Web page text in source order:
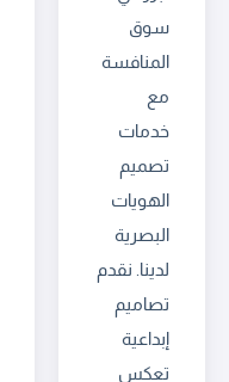
سوق
المنافسة
مع
خدمات
تصميم
الهويات
البصرية
لدينا. نقدم
تصاميم
إبداعية
تعكس